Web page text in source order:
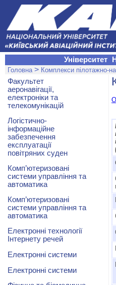
Університет
Головна > Комплекси пілотажно-
Факультет
аеронавігації,
електроніки та
телекомунікацій
Логістично-
інформаційне
забезпечення
експлуатації
повітряних суден
Комп’ютеризовані
системи управління та
автоматика
Комп’ютеризовані
системи управління та
автоматика
Електронні технології
Інтернету речей
Електронні системи
Електронні системи